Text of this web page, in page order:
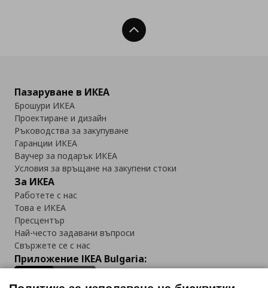
Нагоре
Пазаруване в ИКЕА
Брошури ИКЕА
Проектиране и дизайн
Ръководства за закупуване
Гаранции ИКЕА
Ваучер за подарък ИКЕА
Условия за връщане на закупени стоки
За ИКЕА
Работете с нас
Това е ИКЕА
Пресцентър
Най-често задавани въпроси
Свържете се с нас
Приложение IKEA Bulgaria: